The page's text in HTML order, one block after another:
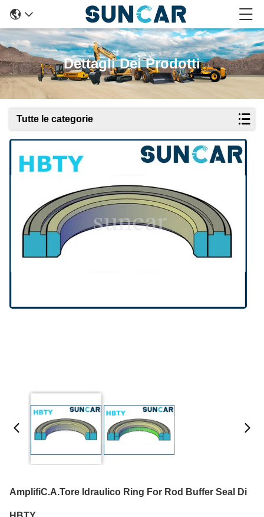
Dettagli Dei Prodotti
Tutte le categorie
AmplifiC.A.Tore Idraulico Ring For Rod Buffer Seal Di